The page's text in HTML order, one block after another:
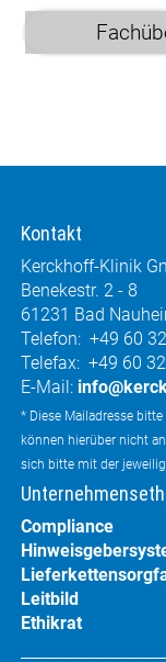
Kontakt
Kerckhoff-Klinik
Benekestr. 2 - 8
61231 Bad
Telefon: +49 60
Telefax: +49 60
E-Mail:
* Diese Mailadresse
können hierüber nicht
sich bitte mit der
Compliance
Leitbild
Ethikrat